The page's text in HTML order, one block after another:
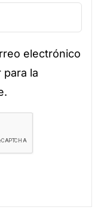
electrónico
la